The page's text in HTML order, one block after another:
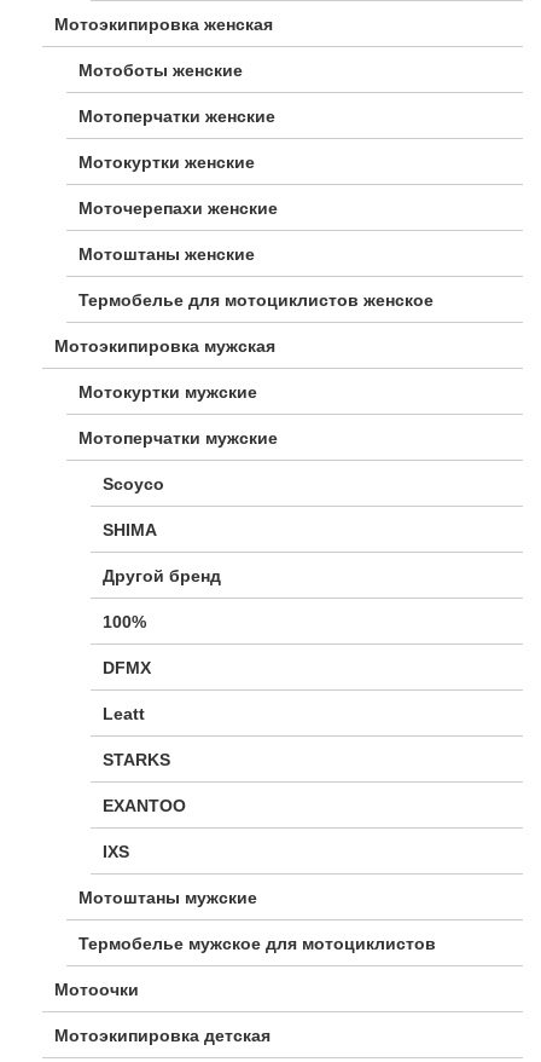
Мотоэкипировка женская
Мотоботы женские
Мотоперчатки женские
Мотокуртки женские
Моточерепахи женские
Мотоштаны женские
Термобелье для мотоциклистов женское
Мотоэкипировка мужская
Мотокуртки мужские
Мотоперчатки мужские
Scoyco
SHIMA
Другой бренд
100%
DFMX
Leatt
STARKS
EXANTOO
IXS
Мотоштаны мужские
Термобелье мужское для мотоциклистов
Мотоочки
Мотоэкипировка детская